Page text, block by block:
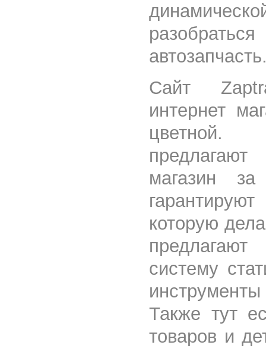
Сайт
интернет
цветной.
магазин
которую
предлагают
систему
Также тут
товаров и